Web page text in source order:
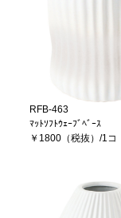
RFB-463
ﾏｯﾄｿﾌﾄｳｪｰﾌﾞﾍﾞｰｽ
￥1800（税抜）/1コ